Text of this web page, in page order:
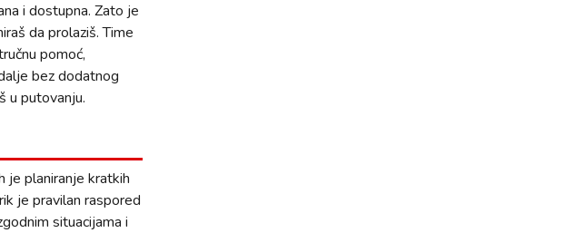
i dostupna. Zato je
da prolaziš. Time
pomoć,
bez dodatnog
u putovanju.
je planiranje kratkih
je pravilan raspored
situacijama i